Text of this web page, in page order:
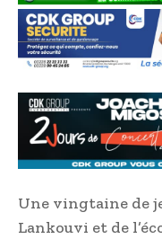
Une vingtaine de
Lankouvi et de